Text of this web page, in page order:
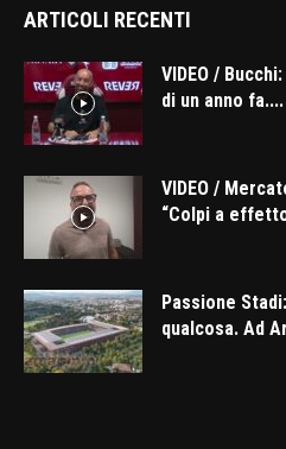
ARTICOLI RECENTI
VIDEO /
di un anno fa....
VIDEO /
“Colpi a
Passione
qualcosa. Ad